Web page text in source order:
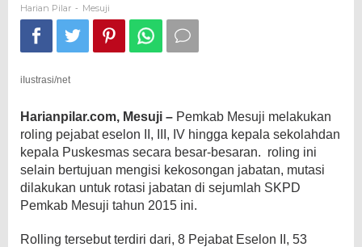
Harian Pilar - Mesuji
iIustrasi/net
Harianpilar.com, Mesuji – Pemkab Mesuji melakukan
roling pejabat eselon II, III, IV hingga kepala sekolahdan
kepala Puskesmas secara besar-besaran. roling ini
selain bertujuan mengisi kekosongan jabatan, mutasi
dilakukan untuk rotasi jabatan di sejumlah SKPD
Pemkab Mesuji tahun 2015 ini.
Rolling tersebut terdiri dari, 8 Pejabat Eselon II, 53